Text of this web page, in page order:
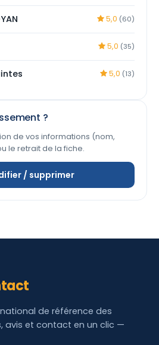
5,0 (60)
5,0 (35)
5,0 (13)
?
de vos informations (nom,
le retrait de la fiche.
/ supprimer
de référence des
avis et contact en un clic —